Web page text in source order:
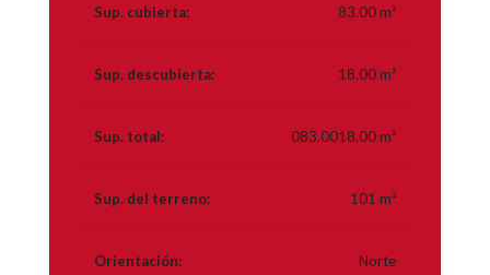
Sup. cubierta: 83.00 m²
Sup. descubierta: 18.00 m²
Sup. total: 083.0018.00 m²
Sup. del terreno: 101 m²
Orientación: Norte